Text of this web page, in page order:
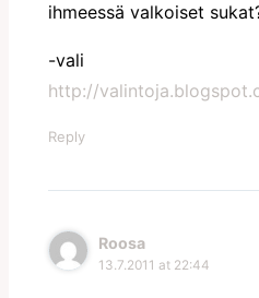
ihmeessä valkoiset
-vali
http://
Reply
Roosa
13.7.2011 at 22:44